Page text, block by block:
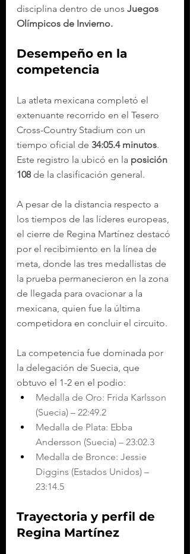
disciplina dentro de unos Juegos
Olímpicos de Invierno.
Desempeño en la
competencia
La atleta mexicana completó el
extenuante recorrido en el Tesero
Cross-Country Stadium con un
tiempo oficial de 34:05.4 minutos.
Este registro la ubicó en la posición
108 de la clasificación general.
A pesar de la distancia respecto a
los tiempos de las líderes europeas,
el cierre de Regina Martínez destacó
por el recibimiento en la línea de
meta, donde las tres medallistas de
la prueba permanecieron en la zona
de llegada para ovacionar a la
mexicana, quien fue la última
competidora en concluir el circuito.
La competencia fue dominada por
la delegación de Suecia, que
obtuvo el 1-2 en el podio:
Medalla de Oro: Frida Karlsson
(Suecia) – 22:49.2
Medalla de Plata: Ebba
Andersson (Suecia) – 23:02.3
Medalla de Bronce: Jessie
Diggins (Estados Unidos) –
23:14.5
Trayectoria y perfil de
Regina Martínez